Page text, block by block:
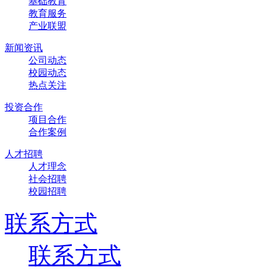
教育服务
产业联盟
新闻资讯
公司动态
校园动态
热点关注
投资合作
项目合作
合作案例
人才招聘
人才理念
社会招聘
校园招聘
联系方式
联系方式